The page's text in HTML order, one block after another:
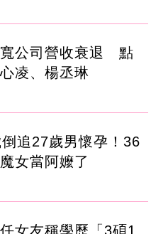
公司營收衰退 點
凌、楊丞琳
追27歲男懷孕！36
女當阿嬤了
女友稱學歷「3碩1